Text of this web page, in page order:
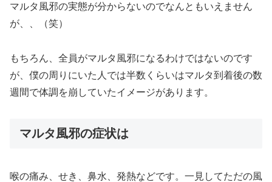
マルタ風邪の実態が分からないのでなんともいえません
が、、（笑）
もちろん、全員がマルタ風邪になるわけではないのです
が、僕の周りにいた人では半数くらいはマルタ到着後の数
週間で体調を崩していたイメージがあります。
マルタ風邪の症状は
喉の痛み、せき、鼻水、発熱などです。一見してただの風